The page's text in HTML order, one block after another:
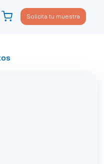
Solicita tu muestra